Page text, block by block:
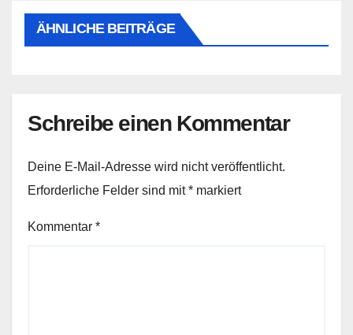
ÄHNLICHE BEITRÄGE
Schreibe einen Kommentar
Deine E-Mail-Adresse wird nicht veröffentlicht.
Erforderliche Felder sind mit* markiert
Kommentar *